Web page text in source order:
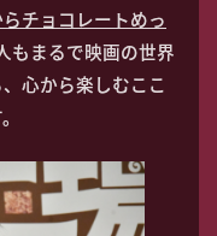
チョコレートめっ
もまるで映画の世界
心から楽しむここ